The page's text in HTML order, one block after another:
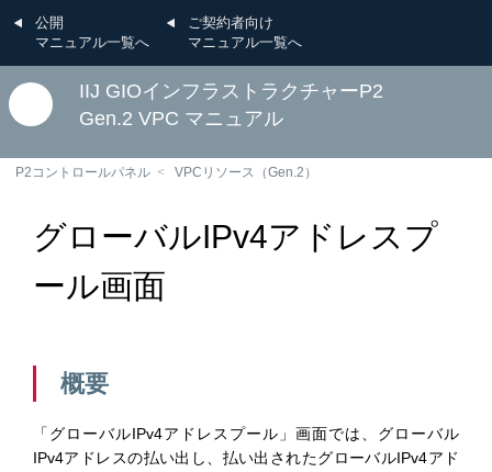
公開
マニュアル一覧へ
ご契約者向け
マニュアル一覧へ
IIJ GIOインフラストラクチャーP2
Gen.2 VPC マニュアル
P2コントロールパネル VPCリソース（Gen.2）
グローバルIPv4アドレスプ
ール画面
概要
「グローバルIPv4アドレスプール」画面では、グローバル
IPv4アドレスの払い出し、払い出されたグローバルIPv4アド